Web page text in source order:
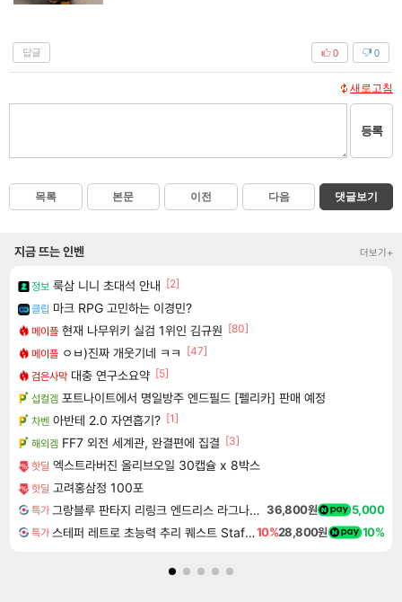
답글 0
0
새로고침
등록
목록 본문 이전 다음 댓글보기
지금 뜨는 인벤 더보기+
정보 룩삼 니니 초대석 안내 [2]
클립 마크 RPG 고민하는 이경민?
메이플 현재 나무위키 실검 1위인 김규원 [80]
메이플 ㅇㅂ)진짜 개웃기네 ㅋㅋ
[47]
검은사막 대충 연구소요약 [5]
섭컬겜 포트나이트에서 명일방주 엔드필드 [펠리카] 판매 예정
차벤 아반테 2.0 자연흡기? [1]
해외겜 FF7 외전 세계관, 완결편에 집결 [3]
핫딜 엑스트라버진 올리브오일 30캡슐 x 8박스
핫딜 고려홍삼정 100포
특가 그랑블루 판타지 리링크 엔드리스 라그나로크 업그레이드 킷 Granblue Fantasy Relink Endless Ragnarok Upgrade Kit DLC 36,800원 5,000
특가 스테퍼 레트로 초능력 추리 퀘스트 Staffer Retro A Supernatural Mystery Quest10%28,800원 10%